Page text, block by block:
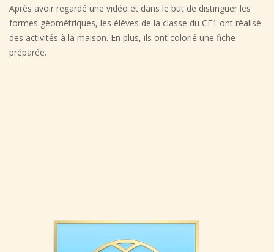
Après avoir regardé une vidéo et dans le but de distinguer les
formes géométriques, les élèves de la classe du CE1 ont réalisé
des activités à la maison. En plus, ils ont colorié une fiche
préparée.